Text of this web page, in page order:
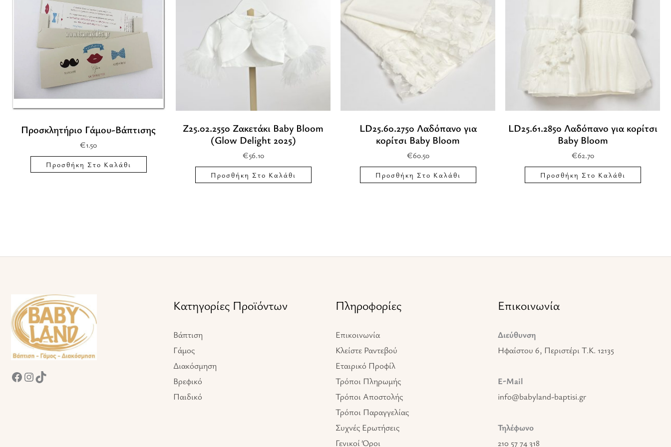
Προσκλητήριο Γάμου-Βάπτισης
€1.50
Προσθήκη Στο Καλάθι
Z25.02.2550 Ζακετάκι Baby Bloom
(Glow Delight 2025)
€56.10
Προσθήκη Στο Καλάθι
LD25.60.2750 Λαδόπανο για
κορίτσι Baby Bloom
€60.50
Προσθήκη Στο Καλάθι
LD25.61.2850 Λαδόπανο για κορίτσι
Baby Bloom
€62.70
Προσθήκη Στο Καλάθι
Facebook
Instagram
TikTok
Κατηγορίες Προϊόντων
Βάπτιση
Γάμος
Διακόσμηση
Βρεφικό
Παιδικό
Πληροφορίες
Επικοινωνία
Κλείστε Ραντεβού
Εταιρικό Προφίλ
Τρόποι Πληρωμής
Τρόποι Αποστολής
Τρόποι Παραγγελίας
Συχνές Ερωτήσεις
Γενικοί Όροι
Επικοινωνία
Διεύθυνση
Ηφαίστου 6, Περιστέρι T.K. 12135
E-Mail
info@babyland-baptisi.gr
Τηλέφωνο
210 57 74 318